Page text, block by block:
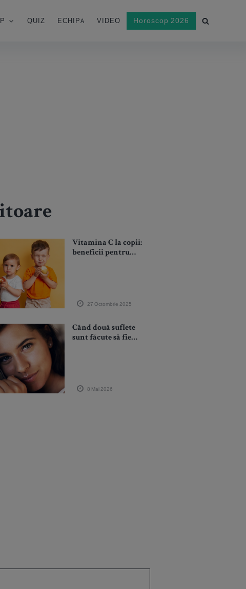
QUIZ ECHIPA VIDEO Horoscop 2026
Vitamina C la copii:
beneficii pentru
27 Octombrie 2025
Când două suflete
sunt făcute să fie
8 Mai 2026